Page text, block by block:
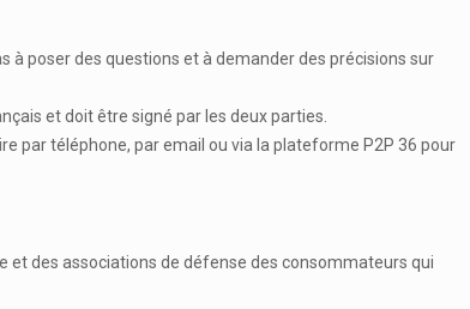
à poser des questions et à demander des précisions sur
et doit être signé par les deux parties.
par téléphone, par email ou via la plateforme P2P 36 pour
et des associations de défense des consommateurs qui